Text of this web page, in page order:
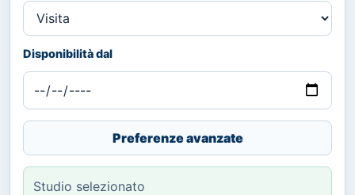
Disponibilità dal
Preferenze avanzate
Studio selezionato